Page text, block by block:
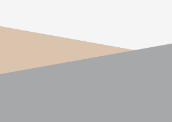
vie avec insert, d'une cuisine
deux chambres, d'un cellier/
fonctionnel, d'une grande salle de
douche et baignoire ainsi que d'un